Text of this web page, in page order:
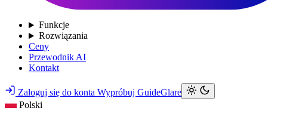
Funkcje
Rozwiązania
Ceny
Przewodnik AI
Kontakt
Zaloguj się do konta Wypróbuj GuideGlare
Polski